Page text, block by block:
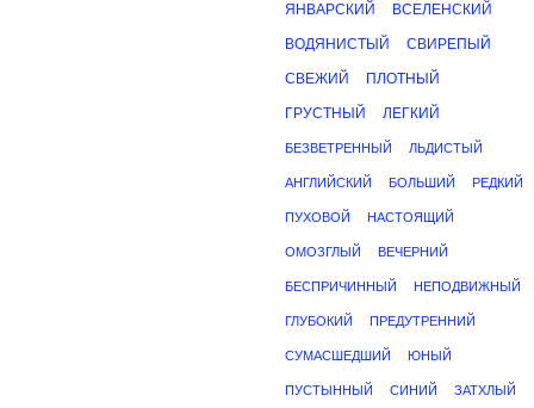
ЯНВАРСКИЙ ВСЕЛЕНСКИЙ
ВОДЯНИСТЫЙ СВИРЕПЫЙ
СВЕЖИЙ ПЛОТНЫЙ
ГРУСТНЫЙ ЛЕГКИЙ
БЕЗВЕТРЕННЫЙ ЛЬДИСТЫЙ
АНГЛИЙСКИЙ БОЛЬШИЙ РЕДКИЙ
ПУХОВОЙ НАСТОЯЩИЙ
ОМОЗГЛЫЙ ВЕЧЕРНИЙ
БЕСПРИЧИННЫЙ НЕПОДВИЖНЫЙ
ГЛУБОКИЙ ПРЕДУТРЕННИЙ
СУМАСШЕДШИЙ ЮНЫЙ
ПУСТЫННЫЙ СИНИЙ ЗАТХЛЫЙ